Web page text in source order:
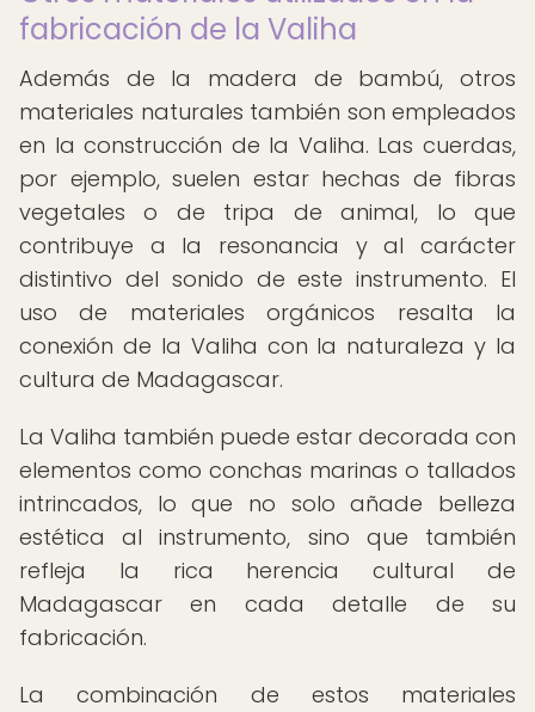
fabricación de la Valiha
Además de la madera de bambú, otros
materiales naturales también son empleados
en la construcción de la Valiha. Las cuerdas,
por ejemplo, suelen estar hechas de fibras
vegetales o de tripa de animal, lo que
contribuye a la resonancia y al carácter
distintivo del sonido de este instrumento. El
uso de materiales orgánicos resalta la
conexión de la Valiha con la naturaleza y la
cultura de Madagascar.
La Valiha también puede estar decorada con
elementos como conchas marinas o tallados
intrincados, lo que no solo añade belleza
estética al instrumento, sino que también
refleja la rica herencia cultural de
Madagascar en cada detalle de su
fabricación.
La combinación de estos materiales